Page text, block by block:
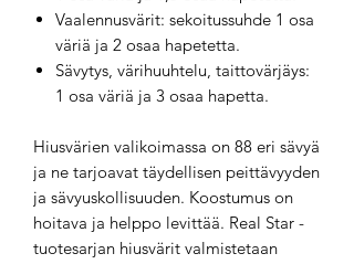
Vaalennusvärit: sekoitussuhde 1 osa
väriä ja 2 osaa hapetetta.
Sävytys, värihuuhtelu, taittovärjäys:
1 osa väriä ja 3 osaa hapetta.
Hiusvärien valikoimassa on 88 eri sävyä
ja ne tarjoavat täydellisen peittävyyden
ja sävyuskollisuuden. Koostumus on
hoitava ja helppo levittää. Real Star -
tuotesarjan hiusvärit valmistetaan